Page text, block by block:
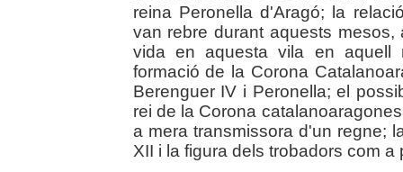
reina Peronella d'Aragó; la
van rebre durant aquests
vida en aquesta vila en aquell
formació de la Corona
Berenguer IV i Peronella; el
rei de la Corona
a mera transmissora d'un regne;
XII i la figura dels trobadors com